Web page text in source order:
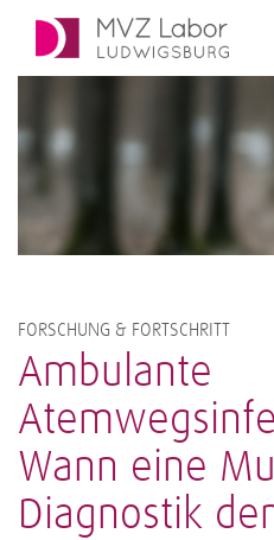
FORSCHUNG & FORTSCHRITT
Ambulante
Wann eine
Diagnostik